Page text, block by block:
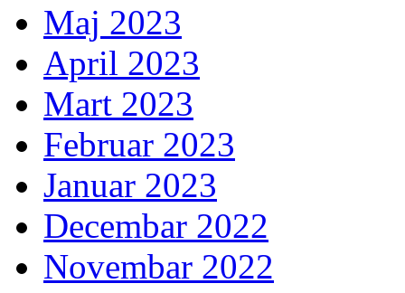
Maj 2023
April 2023
Mart 2023
Februar 2023
Januar 2023
Decembar 2022
Novembar 2022